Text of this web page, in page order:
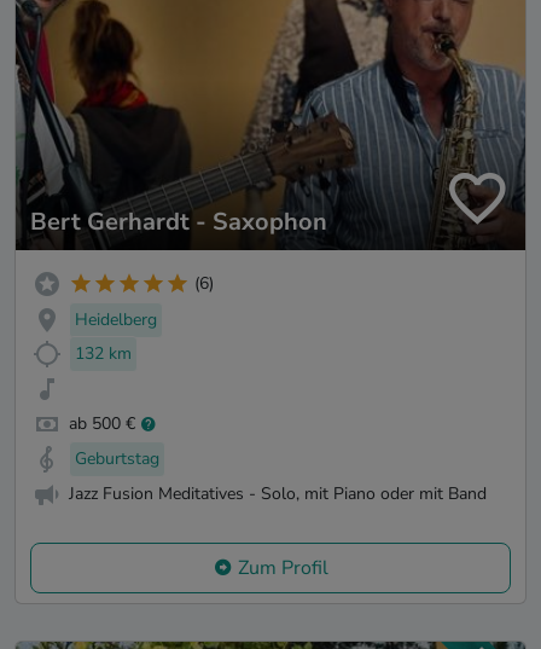
Bert Gerhardt - Saxophon
(6)
Heidelberg
132 km
ab 500 €
Geburtstag
Jazz Fusion Meditatives - Solo, mit Piano oder mit Band
Zum Profil